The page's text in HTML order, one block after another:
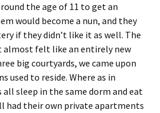
the age of 11 to get an
would become a nun, and they
if they didn’t like it as well. The
almost felt like an entirely new
big courtyards, we came upon
used to reside. Where as in
all sleep in the same dorm and eat
had their own private apartments